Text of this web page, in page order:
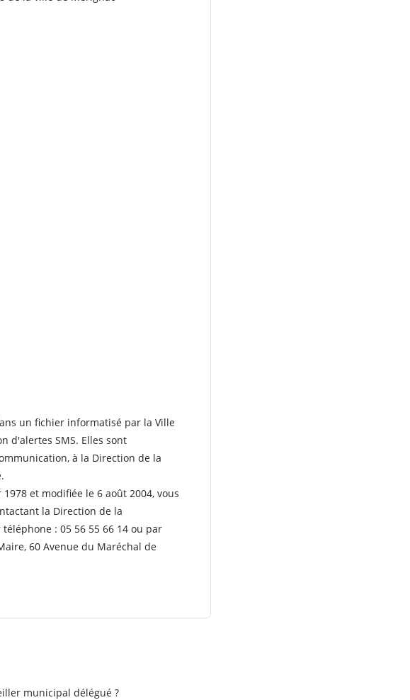
un fichier informatisé par la Ville
d'alertes SMS. Elles sont
à la Direction de la
et modifiée le 6 août 2004, vous
la Direction de la
téléphone : 05 56 55 66 14 ou par
60 Avenue du Maréchal de
municipal délégué ?